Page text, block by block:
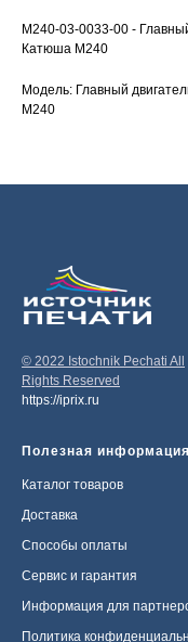
M240-03-0033-00 -
Катюша M240
Модель: Главный
M240
© 2022 Istochnik Pechati All
Rights Reserved
https://iprix.ru
Полезная информация
Каталог товаров
Доставка
Способы оплаты
Сервис и гарантия
Информация для
Политика